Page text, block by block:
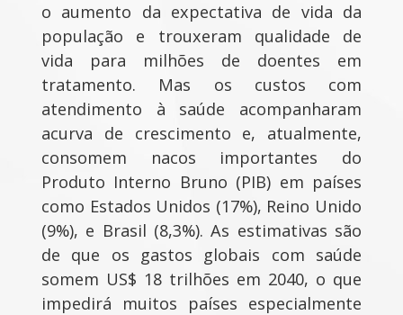
o aumento da expectativa de vida da
população e trouxeram qualidade de
vida para milhões de doentes em
tratamento. Mas os custos com
atendimento à saúde acompanharam
acurva de crescimento e, atualmente,
consomem nacos importantes do
Produto Interno Bruno (PIB) em países
como Estados Unidos (17%), Reino Unido
(9%), e Brasil (8,3%). As estimativas são
de que os gastos globais com saúde
somem US$ 18 trilhões em 2040, o que
impedirá muitos países especialmente